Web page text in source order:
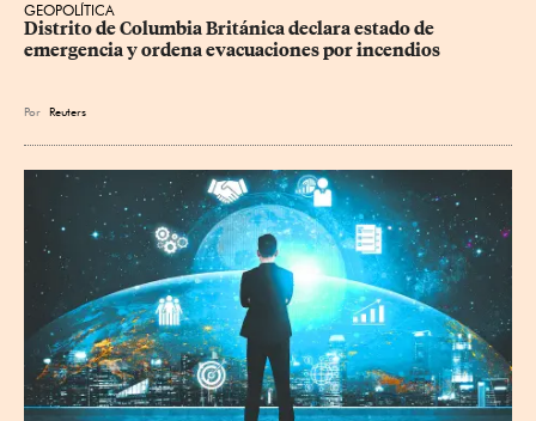
GEOPOLÍTICA
Distrito de Columbia Británica declara estado de
emergencia y ordena evacuaciones por incendios
Por Reuters